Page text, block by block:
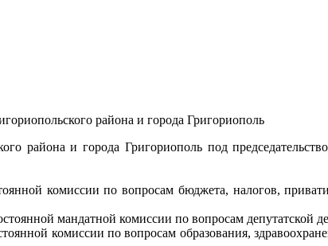
района и города Григориополь
района и города Григориополь под
комиссии по вопросам бюджета, налогов,
мандатной комиссии по вопросам депутатской
комиссии по вопросам образования,